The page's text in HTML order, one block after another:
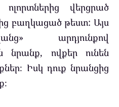
վերցրած
բաղկացած թեստ: Այս
արդյունքով
նրանք, ովքեր ունեն
Իսկ դուք նրանցից